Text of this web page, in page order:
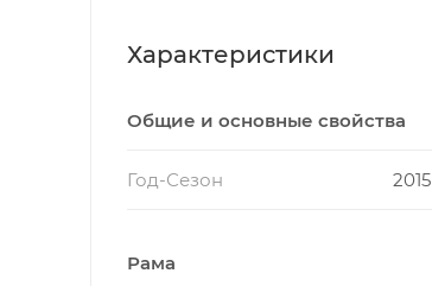
Характеристики
Общие и основные свойства
Год-Сезон 2015
Рама